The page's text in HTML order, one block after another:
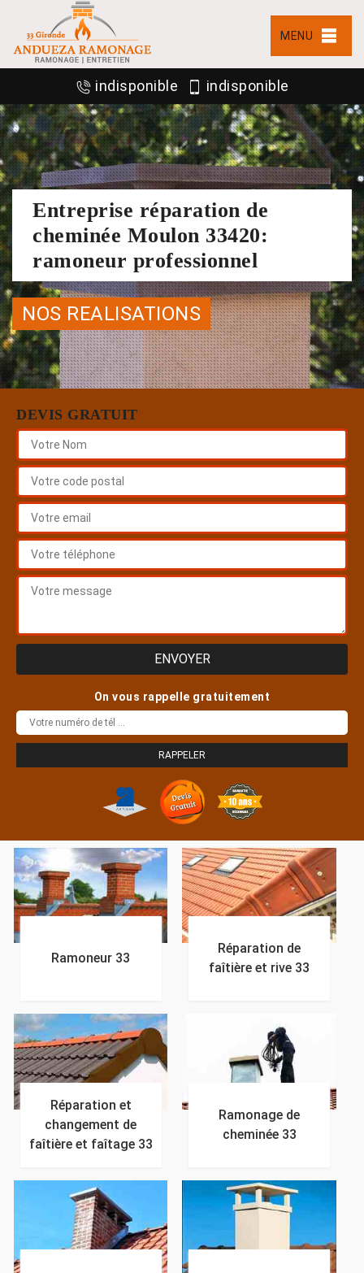
MENU
indisponible indisponible
Entreprise réparation de
cheminée Moulon 33420:
ramoneur professionnel
NOS REALISATIONS
DEVIS GRATUIT
On vous rappelle gratuitement
Ramoneur 33
Réparation de
faîtière et rive 33
Réparation et
changement de
faîtière et faîtage 33
Ramonage de
cheminée 33